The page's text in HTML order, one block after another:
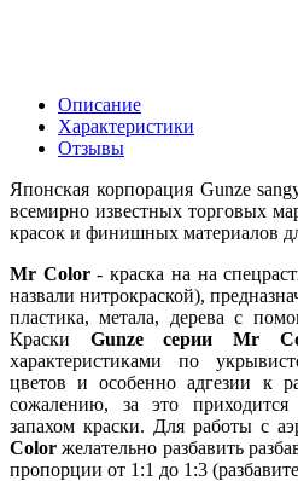
Описание
Характеристики
Отзывы
Японская корпорация Gunze
всемирно известных торговых
красок и финишных материалов
Mr Color- краска на на
назвали нитрокраской),
пластика, метала, дерева с
Краски Gunze серии Mr
характеристиками по
цветов и особенно адгезии к
сожалению, за это приходится
запахом краски. Для работы с
Color желательно разбавить
пропорции от 1:1 до 1:3